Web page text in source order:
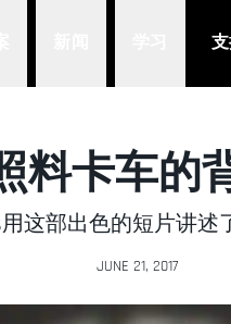
料卡车的
这部出色的短片讲述
JUNE 21, 2017